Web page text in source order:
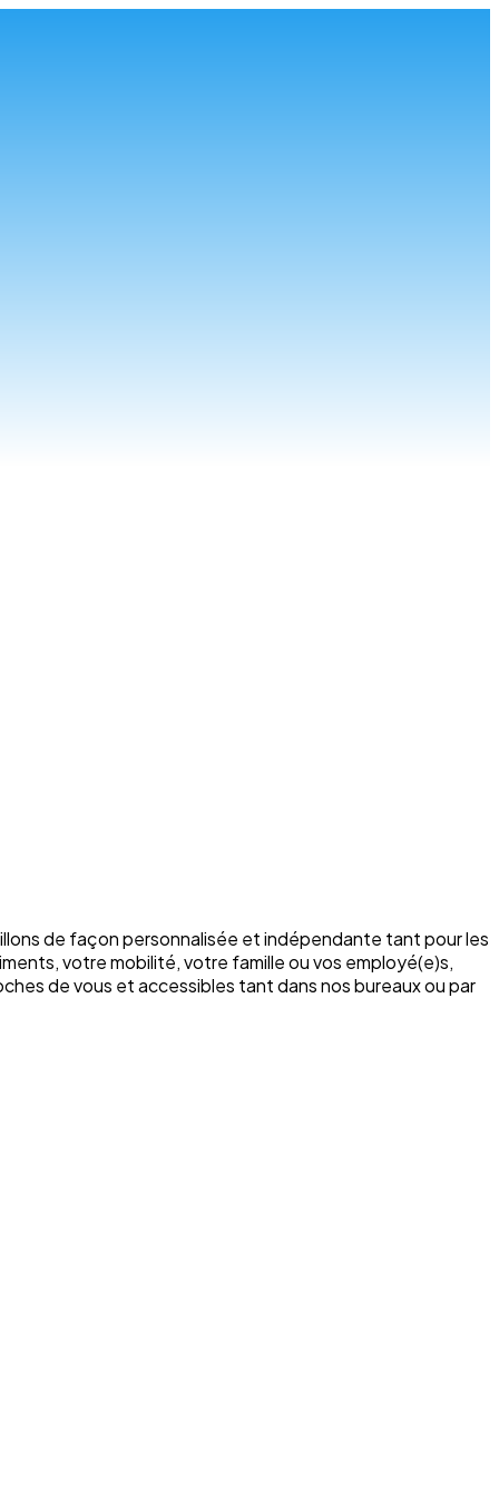
de façon personnalisée et indépendante tant pour les
votre mobilité, votre famille ou vos employé(e)s,
de vous et accessibles tant dans nos bureaux ou par